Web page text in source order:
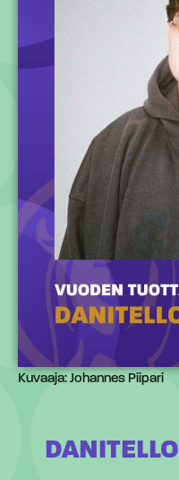
Kuvaaja: Johannes Piipari
DANITELLO